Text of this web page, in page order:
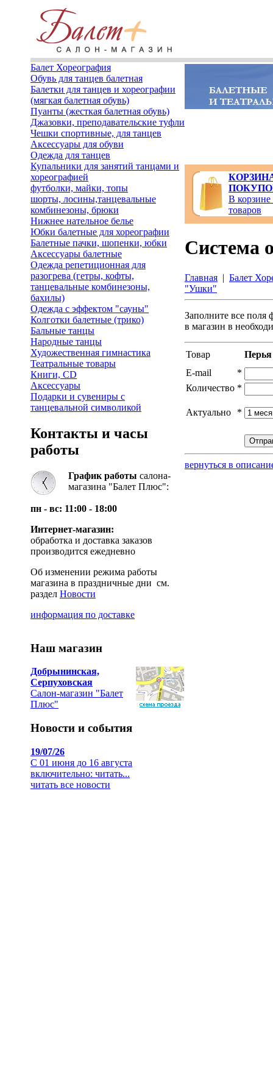
Балет Хореография
Обувь для танцев балетная
Балетки для танцев и хореографии
(мягкая балетная обувь)
Пуанты (жесткая балетная обувь)
Джазовки, преподавательские туфли
Чешки спортивные, для танцев
Аксессуары для обуви
Одежда для танцев
Купальники для занятий танцами и
хореографией
футболки, майки, топы
шорты, лосины,танцевальные
комбинезоны, брюки
Нижнее нательное белье
Юбки балетные для хореографии
Балетные пачки, шопенки, юбки
Аксессуары балетные
Одежда репетиционная для
разогрева (гетры, кофты,
танцевальные комбинезоны,
бахилы)
Одежда с эффектом "сауны"
Колготки балетные (трико)
Бальные танцы
Народные танцы
Художественная гимнастика
Театральные товары
Книги, CD
Аксессуары
Подарки и сувениры с
танцевальной символикой
Контакты и часы
работы
График работы салона-
магазина "Балет Плюс":
пн - вс: 11:00 - 18:00
Интернет-магазин:
обработка и доставка заказов
производится ежедневно
Об изменении режима работы
магазина в праздничные дни см.
раздел Новости
информация по доставке
Наш магазин
Добрынинская,
Серпуховская
Салон-магазин "Балет
Плюс"
Новости и события
19/07/26
С 01 июня до 16 августа
включительно: читать...
читать все новости
В корзине
товаров
Система
Главная | Балет
"Ушки"
Заполните все поля
в магазин в
Товар
E-mail
*
Количество *
Актуально *
вернуться в